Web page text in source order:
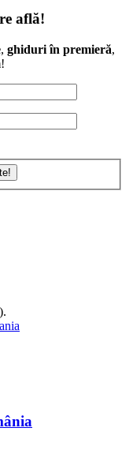
află!
, ghiduri în premieră,